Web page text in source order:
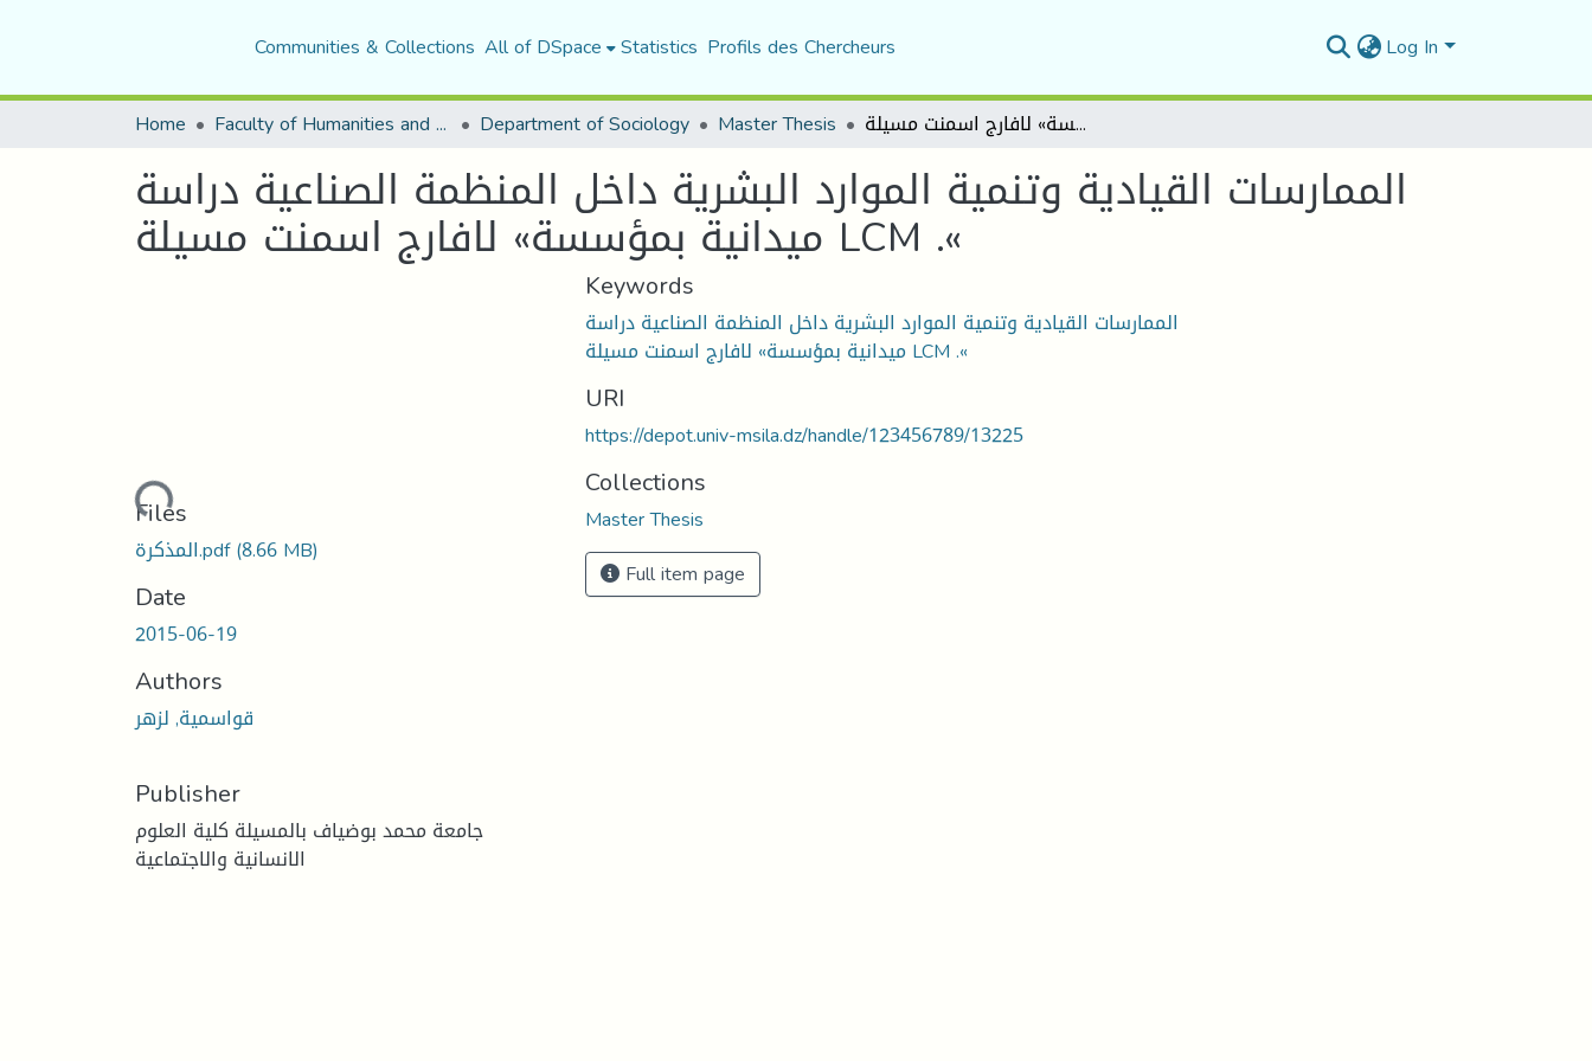
Communities & Collections All of DSpace Statistics Profils des Chercheurs Log In
Home Faculty of Humanities and Social Sciences Department of Sociology Master Thesis الممارسات القيادية وتنمية الموارد البشرية داخل المنظمة الصناعية دراسة ميدانية بمؤسسة» لافارج اسمنت مسيلة LCM .«
الممارسات القيادية وتنمية الموارد البشرية داخل المنظمة الصناعية دراسة
ميدانية بمؤسسة» لافارج اسمنت مسيلة LCM .«
Loading...
Files
المذكرة.pdf(8.66 MB)
Date
2015-06-19
Authors
قواسمية, لزهر
Publisher
جامعة محمد بوضياف بالمسيلة كلية العلوم
الانسانية والاجتماعية
Keywords
الممارسات القيادية وتنمية الموارد البشرية داخل المنظمة الصناعية دراسة
ميدانية بمؤسسة» لافارج اسمنت مسيلة LCM .«
URI
https://depot.univ-msila.dz/handle/123456789/13225
Collections
Master Thesis
Full item page